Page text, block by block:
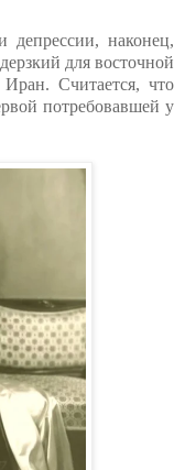
депрессии, наконец,
для восточной
Считается, что
потребовавшей у